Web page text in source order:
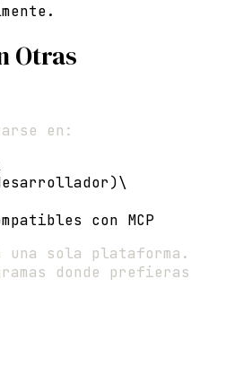
Otras
en:
desarrollador)\
con MCP
sola plataforma.
donde prefieras